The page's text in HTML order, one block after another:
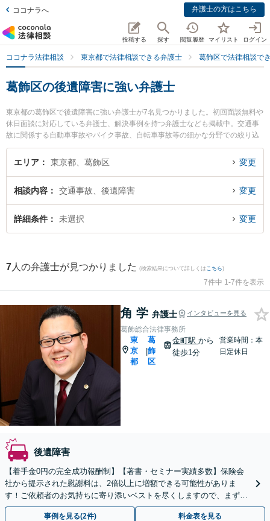
ココナラへ 弁護士の方はこちら
投稿する 探す 閲覧履歴 マイリスト ログイン
ココナラ法律相談 東京都で法律相談できる弁護士 葛飾区で法律相談で
葛飾区の後遺障害に強い弁護士
東京都の葛飾区で後遺障害に強い弁護士が7名見つかりました。初回面談無料や
休日面談に対応している弁護士、解決事例を持つ弁護士なども掲載中。交通事
故に関係する自動車事故やバイク事故、自転車事故等の細かな分野での絞り込
み検索もでき便利です。特に葛飾総合法律事務所の角 学弁護士や葛飾総合法律
事務所の岡部 頌平弁護士、葛飾総合法律事務所の高木 大門弁護士のプロフィー
ラブル解決の実績豊富な近くの弁護士を検索したい』『初回相談無料で後遺障
害を法律相談できる葛飾区内の弁護士に相談予約したい』などでお困りの相談
者さんにおすすめです。
エリア 東京都、葛飾区 変更
相談内容 交通事故、後遺障害 変更
詳細条件 未選択 変更
7 人の弁護士が見つかりました (検索結果について詳しくは こちら)
7件中 1-7件を表示
角 学 弁護士 インタビューを見る
葛飾総合法律事務所
東
京
都
|
葛
飾
区
金町駅から
徒歩1分
営業時間：本
日定休日
後遺障害
【着手金0円の完全成功報酬制】【著書・セミナー実績多数】保険会
社から提示された慰謝料は、2倍以上に増額できる可能性がありま
す！ご依頼者のお気持ちに寄り添いベストを尽くしますので、まずは
ご相談ください【金町駅徒歩1分】【初回面談30分無料】
事例を見る(2件) 料金表を見る